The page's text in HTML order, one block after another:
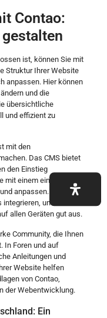
Contao:
ist, können Sie mit
Struktur Ihrer Website
anpassen. Hier können
und die
übersichtliche
und effizient zu
mit den
Das CMS bietet
den Einstieg
mit einem einfachen
anpassen. Texte,
und dank der
allen Geräten gut aus.
Community, die Ihnen
In Foren und auf
Anleitungen und
Website helfen
von Contao,
der Webentwicklung.
Ein